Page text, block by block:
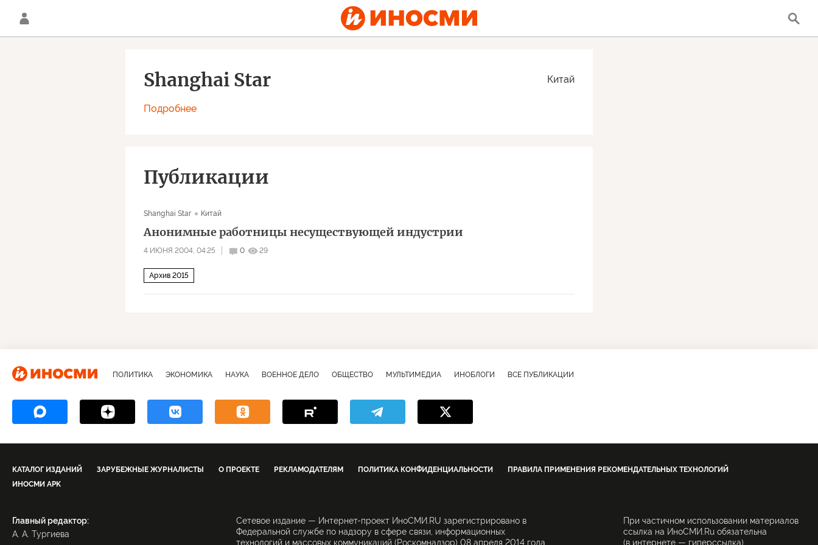
Китай
Shanghai Star
Подробнее
Публикации
Shanghai Star Китай
Анонимные работницы несуществующей индустрии
4 ИЮНЯ 2004, 04:25 0 29
Архив 2015
ПОЛИТИКА ЭКОНОМИКА НАУКА ВОЕННОЕ ДЕЛО ОБЩЕСТВО МУЛЬТИМЕДИА ИНОБЛОГИ ВСЕ ПУБЛИКАЦИИ
КАТАЛОГ ИЗДАНИЙ ЗАРУБЕЖНЫЕ ЖУРНАЛИСТЫ О ПРОЕКТЕ РЕКЛАМОДАТЕЛЯМ ПОЛИТИКА КОНФИДЕНЦИАЛЬНОСТИ
ПРАВИЛА ПРИМЕНЕНИЯ РЕКОМЕНДАТЕЛЬНЫХ ТЕХНОЛОГИЙ
ИНОСМИ APK
Главный редактор:
А. А. Тургиева
Сетевое издание — Интернет-проект ИноСМИ.RU зарегистрировано в
Федеральной службе по надзору в сфере связи, информационных
технологий и массовых коммуникаций (Роскомнадзор) 08 апреля 2014 года.
При частичном использовании материалов
ссылка на ИноСМИ.Ru обязательна
(в интернете — гиперссылка),